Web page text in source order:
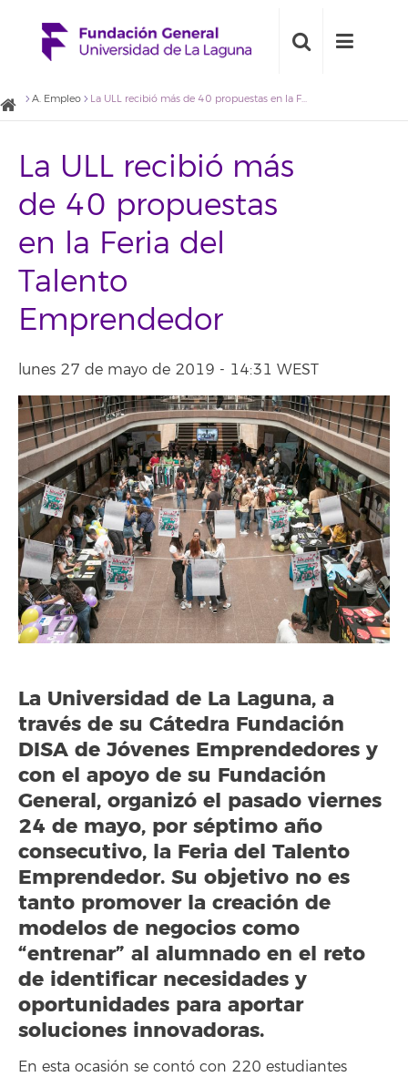
A. Empleo La ULL recibió más de 40 propuestas en la Feria del Talento Emprendedor
La ULL recibió más
de 40 propuestas
en la Feria del
Talento
Emprendedor
lunes 27 de mayo de 2019 - 14:31 WEST
La Universidad de La Laguna, a
través de su Cátedra Fundación
DISA de Jóvenes Emprendedores y
con el apoyo de su Fundación
General, organizó el pasado viernes
24 de mayo, por séptimo año
consecutivo, la Feria del Talento
Emprendedor. Su objetivo no es
tanto promover la creación de
modelos de negocios como
“entrenar” al alumnado en el reto
de identificar necesidades y
oportunidades para aportar
soluciones innovadoras.
En esta ocasión se contó con 220 estudiantes